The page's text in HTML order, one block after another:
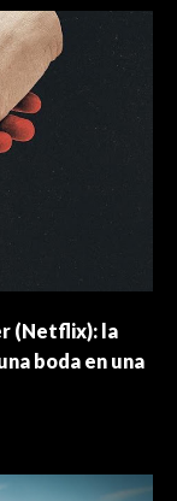
(Netflix): la
boda en una